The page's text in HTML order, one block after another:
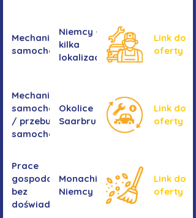
Mechanika
samochodowa
Niemcy -
kilka
lokalizacji
Link do
oferty
Mechanika
samochodowa
/ przebudowa
samochodów
Okolice
Saarbrucken
Link do
oferty
Prace
gospodarcze -
bez
doświadczenia
Monachium,
Niemcy
Link do
oferty